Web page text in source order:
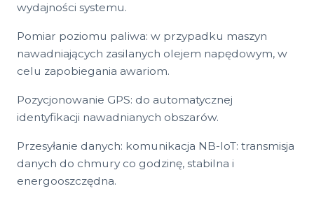
wydajności systemu.
Pomiar poziomu paliwa: w przypadku maszyn
nawadniających zasilanych olejem napędowym, w
celu zapobiegania awariom.
Pozycjonowanie GPS: do automatycznej
identyfikacji nawadnianych obszarów.
Przesyłanie danych: komunikacja NB-IoT: transmisja
danych do chmury co godzinę, stabilna i
energooszczędna.